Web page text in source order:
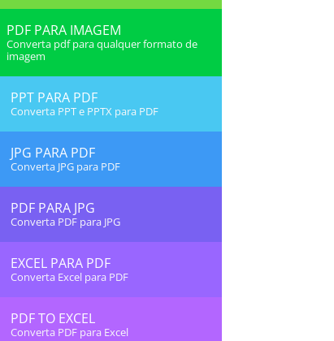
PDF PARA IMAGEM
Converta pdf para qualquer formato de
imagem
PPT PARA PDF
Converta PPT e PPTX para PDF
JPG PARA PDF
Converta JPG para PDF
PDF PARA JPG
Converta PDF para JPG
EXCEL PARA PDF
Converta Excel para PDF
PDF TO EXCEL
Converta PDF para Excel